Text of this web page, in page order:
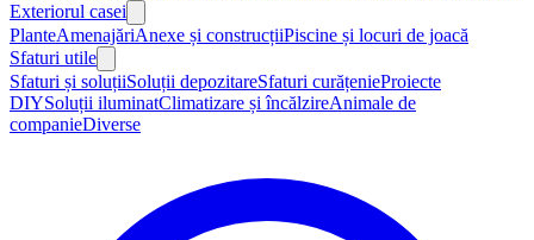
Exteriorul casei
PlanteAmenajăriAnexe și construcțiiPiscine și locuri de joacă
Sfaturi utile
Sfaturi și soluțiiSoluții depozitareSfaturi curățenieProiecte
DIYSoluții iluminatClimatizare și încălzireAnimale de
companieDiverse